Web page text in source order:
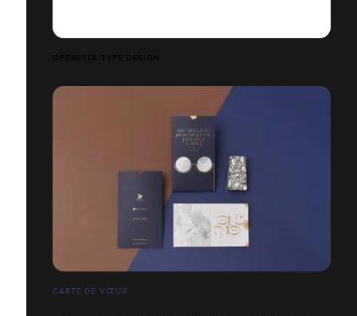
OPERETTA TYPE DESIGN
CARTE DE VŒUX